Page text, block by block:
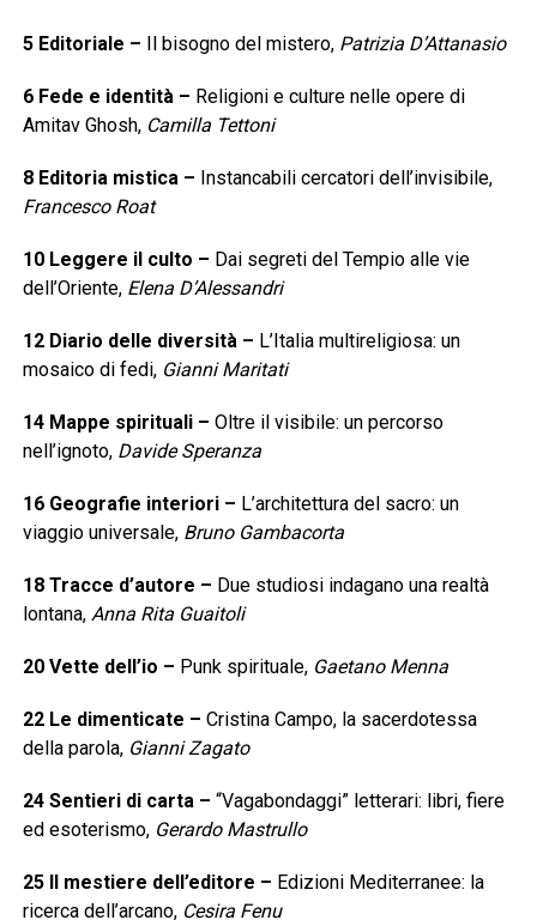
5 Editoriale – Il bisogno del mistero, Patrizia D’Attanasio
6 Fede e identità– Religioni e culture nelle opere di
Amitav Ghosh, Camilla Tettoni
8 Editoria mistica– Instancabili cercatori dell’invisibile,
Francesco Roat
10 Leggere il culto – Dai segreti del Tempio alle vie
dell’Oriente, Elena D’Alessandri
12 Diario delle diversità– L’Italia multireligiosa: un
mosaico di fedi, Gianni Maritati
14 Mappe spirituali– Oltre il visibile: un percorso
nell’ignoto, Davide Speranza
16 Geografie interiori– L’architettura del sacro: un
viaggio universale, Bruno Gambacorta
18 Tracce d’autore – Due studiosi indagano una realtà
lontana, Anna Rita Guaitoli
20 Vette dell’io – Punk spirituale, Gaetano Menna
22 Le dimenticate – Cristina Campo, la sacerdotessa
della parola, Gianni Zagato
24 Sentieri di carta– “Vagabondaggi” letterari: libri, fiere
ed esoterismo, Gerardo Mastrullo
25 Il mestiere dell’editore – Edizioni Mediterranee: la
ricerca dell’arcano, Cesira Fenu